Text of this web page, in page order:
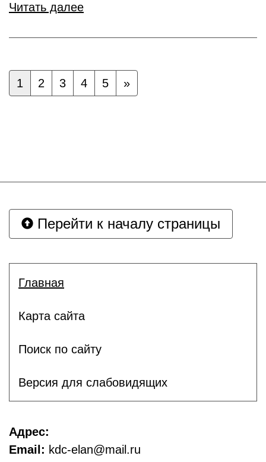
Читать далее
1 2 3 4 5 »
Перейти к началу страницы
Главная
Карта сайта
Поиск по сайту
Версия для слабовидящих
Адрес:
Email: kdc-elan@mail.ru